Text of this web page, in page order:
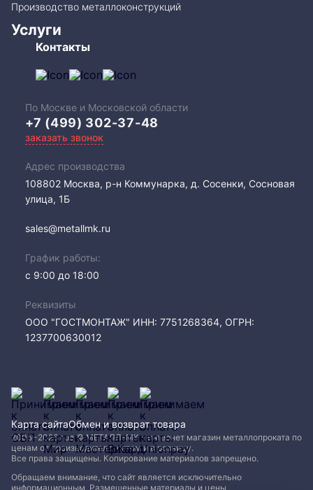
Производство металлоконструкций
Услуги
Контакты
По Москве и Московской области
+7 (499) 302-37-48
заказать звонок
Адрес производства
108802​ Москва, р-н Коммунарка, д. Сосенки, Сосновая
улица, 1Б
sales@metallmk.ru
График работы:
с 9:00 до 18:00
Реквизиты
ООО "ГОСТМОНТАЖ" ИНН: 7751268364, ОГРН:
1237700630012
2005−2026 год © МЕТАЛЛ-МК - интернет магазин металлопроката по
ценам от производителя, оптом и в розницу.
Все права защищены. Копирование материалов запрещено.
Обращаем внимание, что сайт является исключительно
информационным. Размещенные материалы и цены
Карта сайтаОбмен и возврат товара